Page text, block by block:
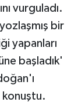
vurguladı.
bir
yapanları
başladık'
konuştu.